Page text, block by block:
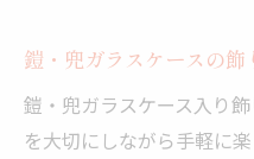
鎧・兜ガラスケースの
鎧・兜ガラスケース入り
を大切にしながら手軽に